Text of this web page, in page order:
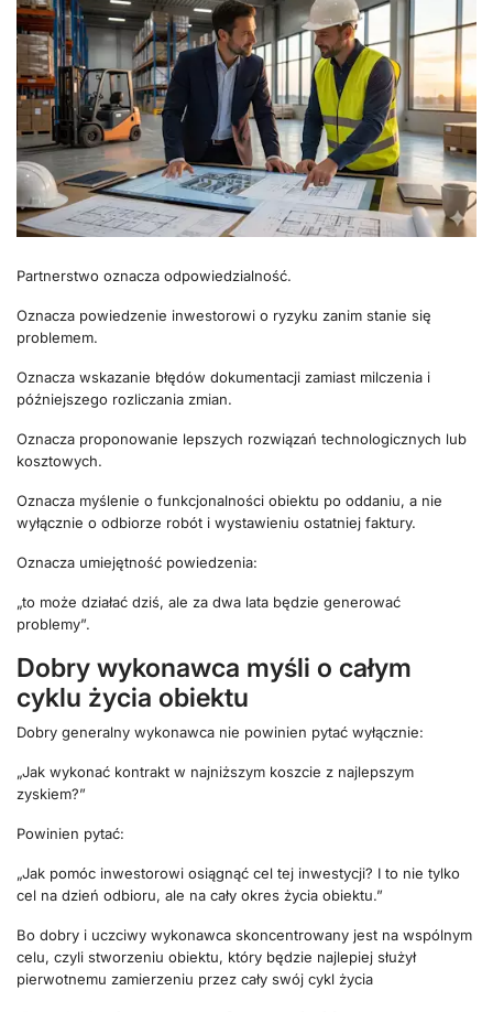
Partnerstwo oznacza odpowiedzialność.
Oznacza powiedzenie inwestorowi o ryzyku zanim stanie się
problemem.
Oznacza wskazanie błędów dokumentacji zamiast milczenia i
późniejszego rozliczania zmian.
Oznacza proponowanie lepszych rozwiązań technologicznych lub
kosztowych.
Oznacza myślenie o funkcjonalności obiektu po oddaniu, a nie
wyłącznie o odbiorze robót i wystawieniu ostatniej faktury.
Oznacza umiejętność powiedzenia:
„to może działać dziś, ale za dwa lata będzie generować
problemy”.
Dobry wykonawca myśli o całym
cyklu życia obiektu
Dobry generalny wykonawca nie powinien pytać wyłącznie:
„Jak wykonać kontrakt w najniższym koszcie z najlepszym
zyskiem?”
Powinien pytać:
„Jak pomóc inwestorowi osiągnąć cel tej inwestycji? I to nie tylko
cel na dzień odbioru, ale na cały okres życia obiektu.”
Bo dobry i uczciwy wykonawca skoncentrowany jest na wspólnym
celu, czyli stworzeniu obiektu, który będzie najlepiej służył
pierwotnemu zamierzeniu przez cały swój cykl życia